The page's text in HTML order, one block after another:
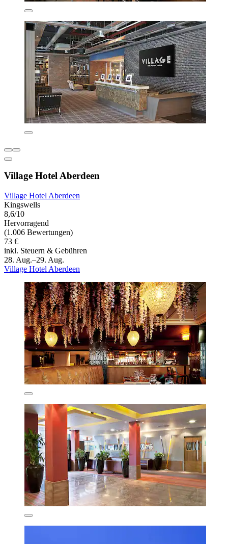
Village Hotel Aberdeen
Village Hotel Aberdeen
Kingswells
8,6/10
Hervorragend
(1.006 Bewertungen)
73 €
inkl. Steuern & Gebühren
28. Aug.–29. Aug.
Village Hotel Aberdeen